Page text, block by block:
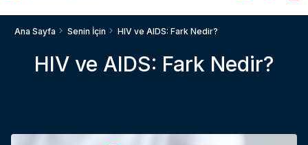
Ana Sayfa Senin İçin HIV ve AIDS: Fark Nedir?
HIV ve AIDS: Fark Nedir?